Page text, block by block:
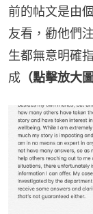
前的帖文是由
友看，勸他們
生都無意明確
成 （點擊放大